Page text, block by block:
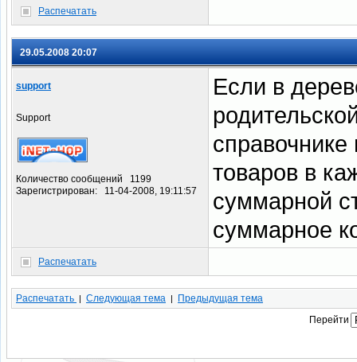
Распечатать
29.05.2008 20:07
support
Support
Количество сообщений 1199
Зарегистрирован: 11-04-2008, 19:11:57
Если в
товаров в
суммарной
суммарное
Распечатать
Распечатать | Следующая тема |
Предыдущая тема
Перейти